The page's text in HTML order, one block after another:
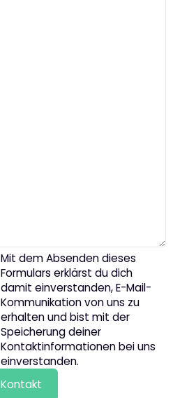
Mit dem Absenden dieses
Formulars erklärst du dich
damit einverstanden, E-Mail-
Kommunikation von uns zu
erhalten und bist mit der
Speicherung deiner
Kontaktinformationen bei uns
einverstanden.
Kontakt